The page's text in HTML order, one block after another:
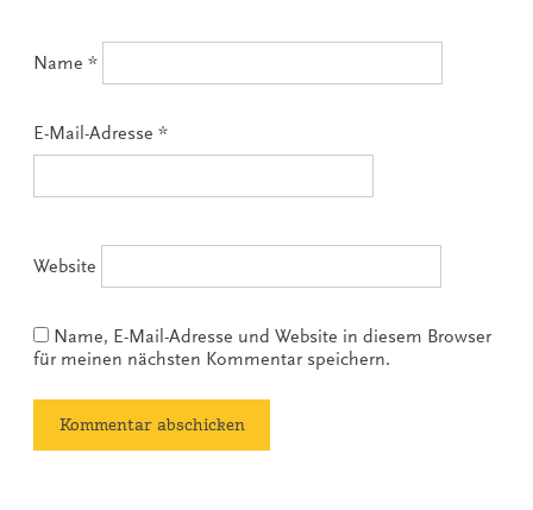
Name *
E-Mail-Adresse *
Website
Name, E-Mail-Adresse und Website in diesem Browser
für meinen nächsten Kommentar speichern.